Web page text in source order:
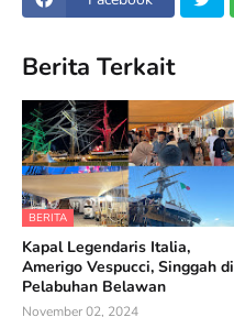
Berita Terkait
BERITA
Kapal Legendaris Italia,
Amerigo Vespucci, Singgah di
Pelabuhan Belawan
November 02, 2024